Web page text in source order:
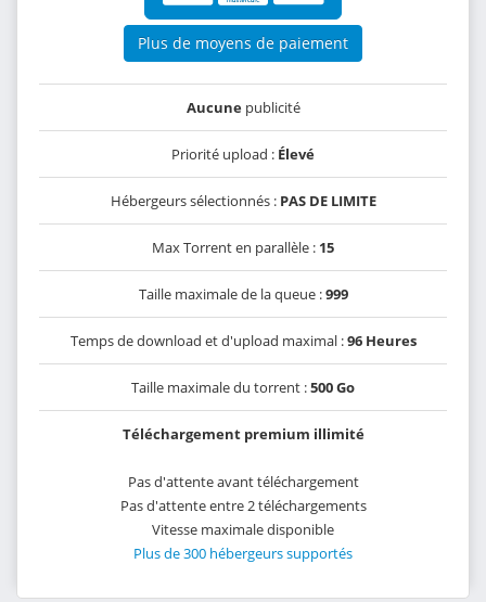
Plus de moyens de paiement
Aucunepublicité
Priorité upload : Élevé
Hébergeurs sélectionnés : PAS DE LIMITE
Max Torrent en parallèle : 15
Taille maximale de la queue :999
Temps de download et d'upload maximal :96 Heures
Taille maximale du torrent :500 Go
Téléchargement premium illimité
Pas d'attente avant téléchargement
Pas d'attente entre 2 téléchargements
Vitesse maximale disponible
Plus de 300 hébergeurs supportés